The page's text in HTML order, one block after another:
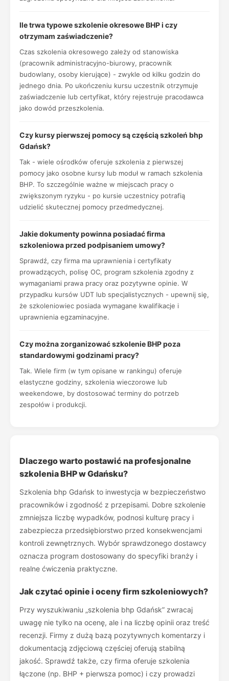
Ile trwa typowe szkolenie okresowe BHP i czy
otrzymam zaświadczenie?
Czas szkolenia okresowego zależy od stanowiska
(pracownik administracyjno-biurowy, pracownik
budowlany, osoby kierujące) - zwykle od kilku godzin do
jednego dnia. Po ukończeniu kursu uczestnik otrzymuje
zaświadczenie lub certyfikat, który rejestruje pracodawca
jako dowód przeszkolenia.
Czy kursy pierwszej pomocy są częścią szkoleń bhp
Gdańsk?
Tak - wiele ośrodków oferuje szkolenia z pierwszej
pomocy jako osobne kursy lub moduł w ramach szkolenia
BHP. To szczególnie ważne w miejscach pracy o
zwiększonym ryzyku - po kursie uczestnicy potrafią
udzielić skutecznej pomocy przedmedycznej.
Jakie dokumenty powinna posiadać firma
szkoleniowa przed podpisaniem umowy?
Sprawdź, czy firma ma uprawnienia i certyfikaty
prowadzących, polisę OC, program szkolenia zgodny z
wymaganiami prawa pracy oraz pozytywne opinie. W
przypadku kursów UDT lub specjalistycznych - upewnij się,
że szkoleniowiec posiada wymagane kwalifikacje i
uprawnienia egzaminacyjne.
Czy można zorganizować szkolenie BHP poza
standardowymi godzinami pracy?
Tak. Wiele firm (w tym opisane w rankingu) oferuje
elastyczne godziny, szkolenia wieczorowe lub
weekendowe, by dostosować terminy do potrzeb
zespołów i produkcji.
Dlaczego warto postawić na profesjonalne
szkolenia BHP w Gdańsku?
Szkolenia bhp Gdańsk to inwestycja w bezpieczeństwo
pracowników i zgodność z przepisami. Dobre szkolenie
zmniejsza liczbę wypadków, podnosi kulturę pracy i
zabezpiecza przedsiębiorstwo przed konsekwencjami
kontroli zewnętrznych. Wybór sprawdzonego dostawcy
oznacza program dostosowany do specyfiki branży i
realne ćwiczenia praktyczne.
Jak czytać opinie i oceny firm szkoleniowych?
Przy wyszukiwaniu „szkolenia bhp Gdańsk” zwracaj
uwagę nie tylko na ocenę, ale i na liczbę opinii oraz treść
recenzji. Firmy z dużą bazą pozytywnych komentarzy i
dokumentacją zdjęciową częściej oferują stabilną
jakość. Sprawdź także, czy firma oferuje szkolenia
łączone (np. BHP + pierwsza pomoc) i czy prowadzi